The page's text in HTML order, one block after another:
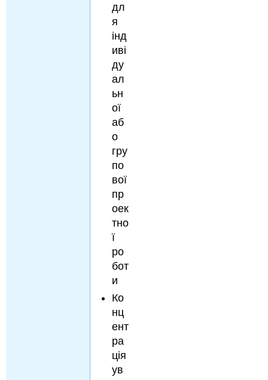
дл
я
інд
иві
ду
ал
ьн
ої
аб
о
гру
по
вої
пр
оек
тно
ї
ро
бот
и
Ко
нц
ент
ра
ція
ув